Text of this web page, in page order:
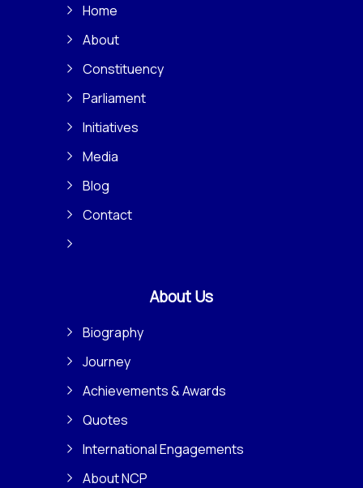
Home
About
Constituency
Parliament
Initiatives
Media
Blog
Contact
About Us
Biography
Journey
Achievements & Awards
Quotes
International Engagements
About NCP